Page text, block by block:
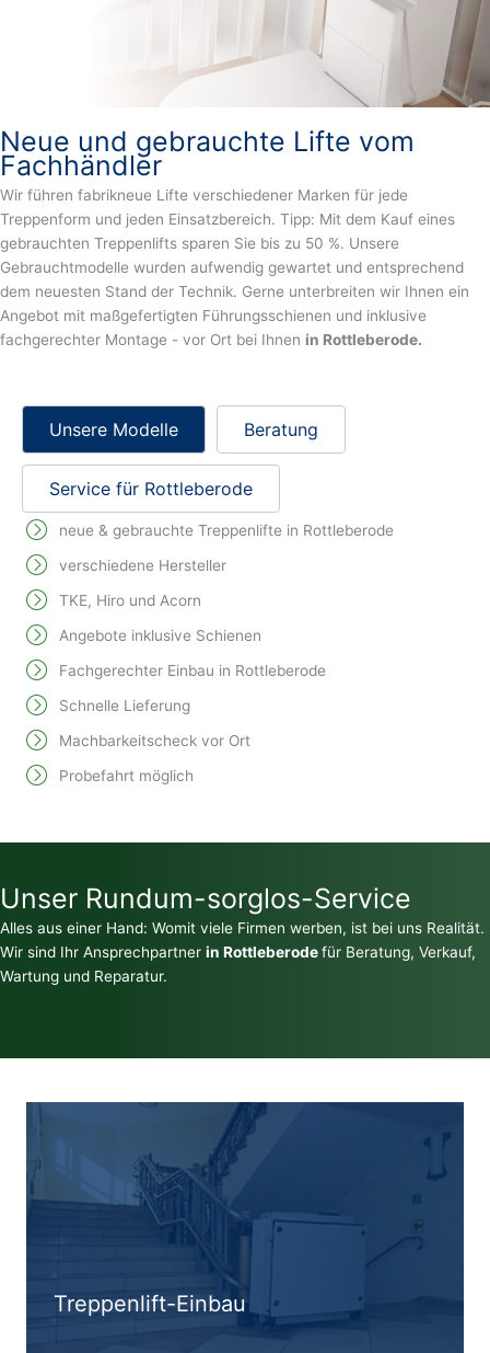
Neue und gebrauchte Lifte vom
Fachhändler
Wir führen fabrikneue Lifte verschiedener Marken für jede
Treppenform und jeden Einsatzbereich. Tipp: Mit dem Kauf eines
gebrauchten Treppenlifts sparen Sie bis zu 50 %. Unsere
Gebrauchtmodelle wurden aufwendig gewartet und entsprechend
dem neuesten Stand der Technik. Gerne unterbreiten wir Ihnen ein
Angebot mit maßgefertigten Führungsschienen und inklusive
fachgerechter Montage - vor Ort bei Ihnen in Rottleberode.
Unsere Modelle Beratung
Service für Rottleberode
neue & gebrauchte Treppenlifte in Rottleberode
verschiedene Hersteller
TKE, Hiro und Acorn
Angebote inklusive Schienen
Fachgerechter Einbau in Rottleberode
Schnelle Lieferung
Machbarkeitscheck vor Ort
Probefahrt möglich
Unser Rundum-sorglos-Service
Alles aus einer Hand: Womit viele Firmen werben, ist bei uns Realität.
Wir sind Ihr Ansprechpartner in Rottleberodefür Beratung, Verkauf,
Wartung und Reparatur.
Treppenlift-Einbau